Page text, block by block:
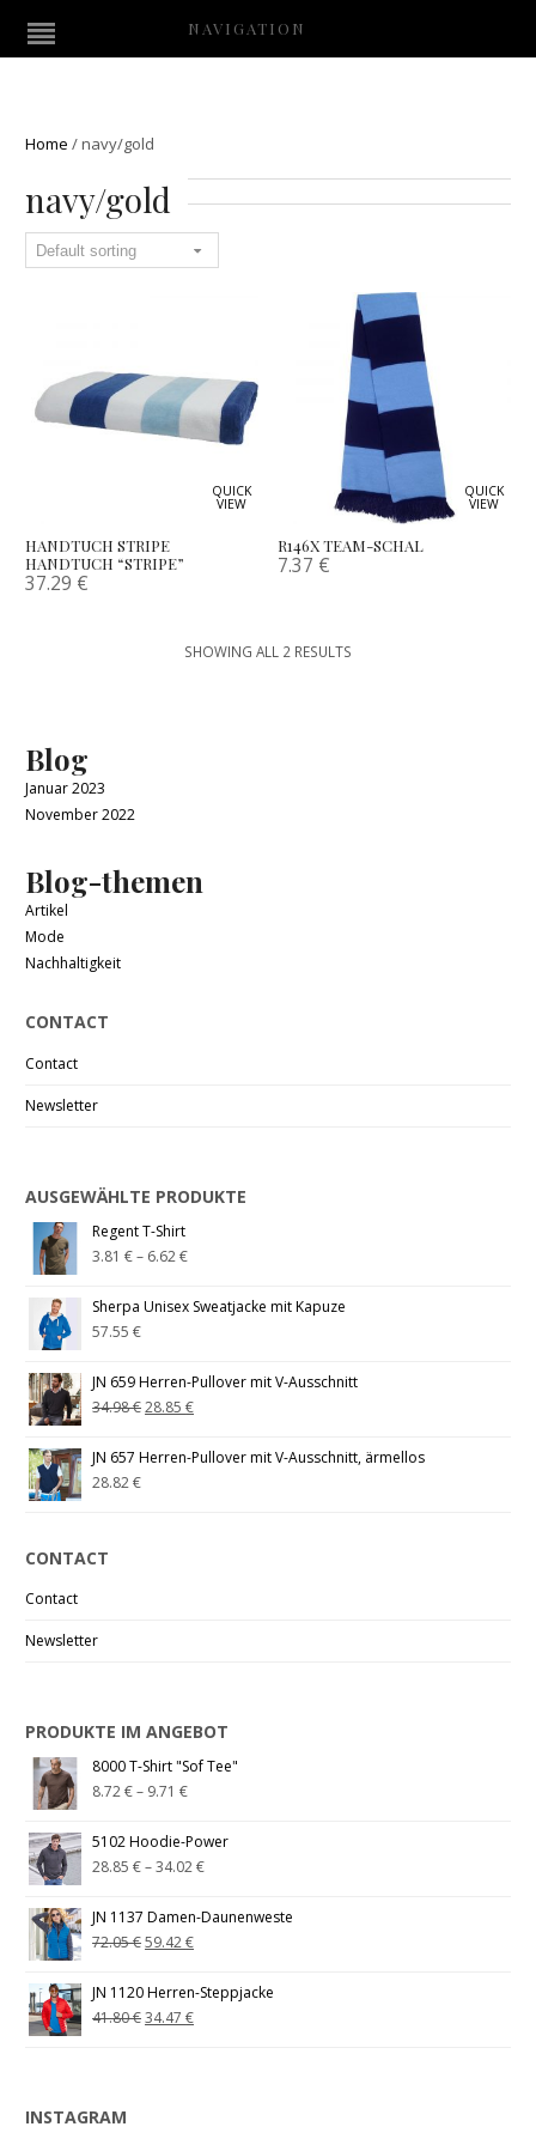
NAVIGATION
Home /navy/gold
navy/gold
QUICK
VIEW
HANDTUCH STRIPE
HANDTUCH “STRIPE”
37.29 €
QUICK
VIEW
R146X TEAM-SCHAL
7.37 €
SHOWING ALL 2 RESULTS
Blog
Januar 2023
November 2022
Blog-themen
Artikel
Mode
Nachhaltigkeit
CONTACT
Contact
Newsletter
AUSGEWÄHLTE PRODUKTE
Regent T-Shirt
3.81€– 6.62€
Sherpa Unisex Sweatjacke mit Kapuze
57.55€
JN 659 Herren-Pullover mit V-Ausschnitt
34.98€28.85€
JN 657 Herren-Pullover mit V-Ausschnitt, ärmellos
28.82€
CONTACT
Contact
Newsletter
PRODUKTE IM ANGEBOT
8000 T-Shirt "Sof Tee"
8.72€– 9.71€
5102 Hoodie-Power
28.85€–34.02€
JN 1137 Damen-Daunenweste
72.05€59.42€
JN 1120 Herren-Steppjacke
41.80€34.47€
INSTAGRAM